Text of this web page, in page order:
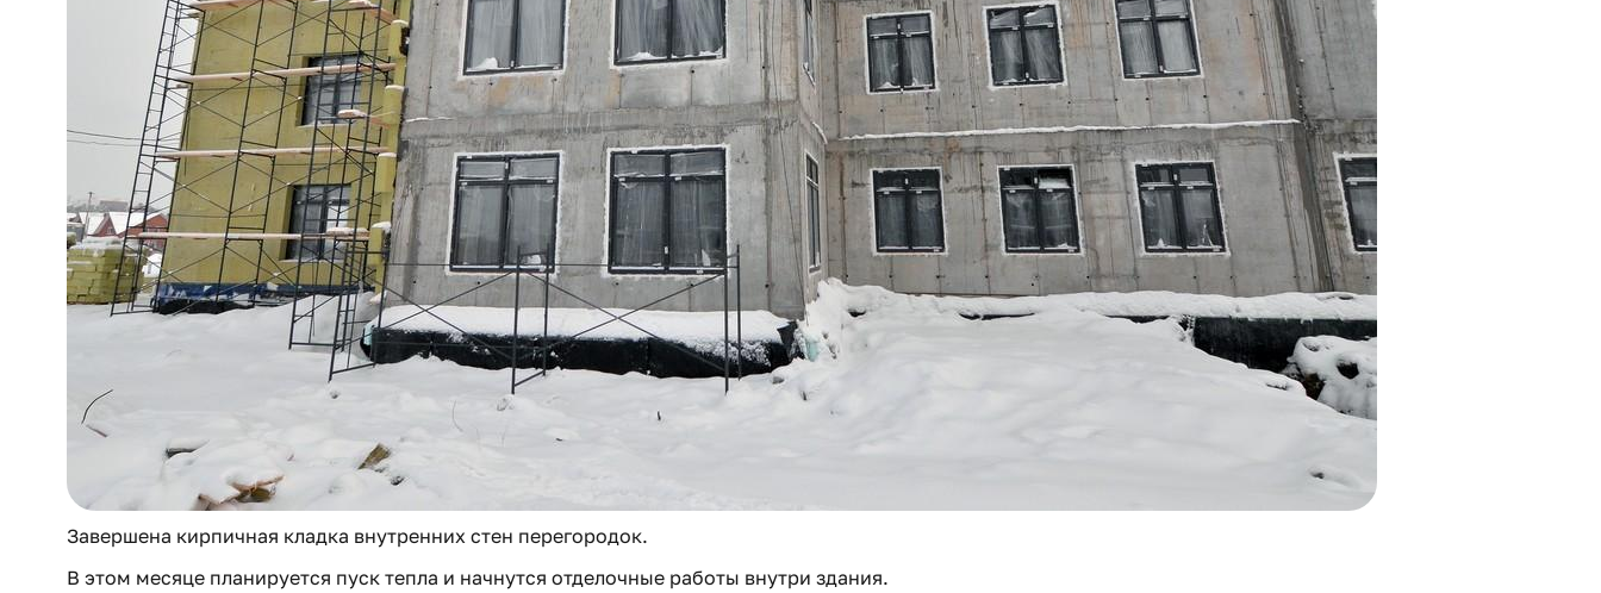
Завершена кирпичная кладка внутренних стен перегородок.
В этом месяце планируется пуск тепла и начнутся отделочные работы внутри здания.